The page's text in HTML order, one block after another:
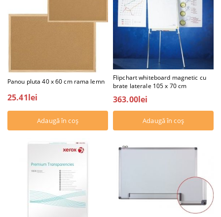
Panou pluta 40 x 60 cm rama lemn
25.41lei
Flipchart whiteboard magnetic cu
brate laterale 105 x 70 cm
363.00lei